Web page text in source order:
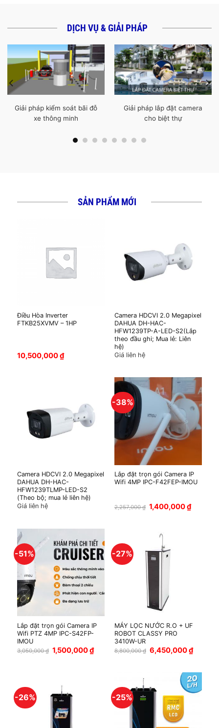
DỊCH VỤ & GIẢI PHÁP
Giải pháp kiểm soát bãi đỗ
xe thông minh
Giải pháp lắp đặt camera
cho biệt thự
SẢN PHẨM MỚI
Điều Hòa Inverter
FTKB25XVMV – 1HP
10,500,000₫
Camera HDCVI 2.0 Megapixel
DAHUA DH-HAC-
HFW1239TP-A-LED-S2(Lắp
theo đầu ghi; Mua lẻ: Liên
hệ)
Giá liên hệ
Camera HDCVI 2.0 Megapixel
DAHUA DH-HAC-
HFW1239TLMP-LED-S2
(Theo bộ; mua lẻ liên hệ)
Giá liên hệ
-38%
Lắp đặt trọn gói Camera IP
Wifi 4MP IPC-F42FEP-IMOU
2,257,000₫ Giá
gốc
1,400,000₫Giá
hiện
-51%
Lắp đặt trọn gói Camera IP
Wifi PTZ 4MP IPC-S42FP-
IMOU
3,050,000₫ Giá
gốc
1,500,000₫Giá
hiện
-27%
MÁY LỌC NƯỚC R.O + UF
ROBOT CLASSY PRO
3410W-UR
8,800,000₫ Giá
gốc
6,450,000₫Giá
hiện
-26% -25%